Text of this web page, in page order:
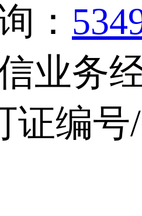
：
业务
证编号